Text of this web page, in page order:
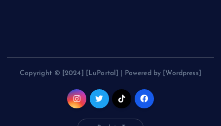
Copyright © [2024] [LuPortal] | Powered by [Wordpress]